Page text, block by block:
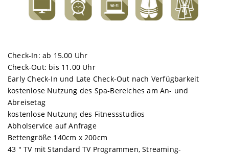
Check-In: ab 15.00 Uhr
Check-Out: bis 11.00 Uhr
Early Check-In und Late Check-Out nach Verfügbarkeit
kostenlose Nutzung des Spa-Bereiches am An- und
Abreisetag
kostenlose Nutzung des Fitnessstudios
Abholservice auf Anfrage
Bettengröße 140cm x 200cm
43 " TV mit Standard TV Programmen, Streaming-